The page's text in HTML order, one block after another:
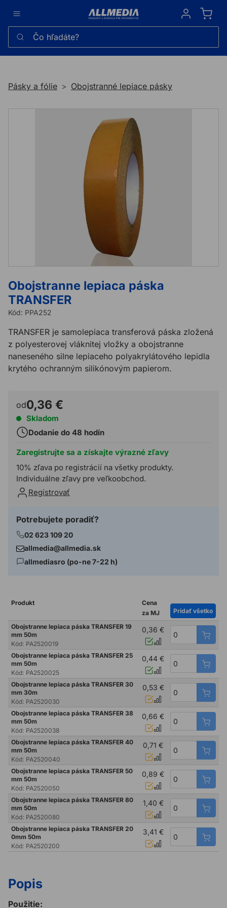
Sign in
Čo hľadáte?
Pásky a fólie Obojstranné lepiace pásky
Obojstranne lepiaca páska
TRANSFER
Kód: PPA252
TRANSFER je samolepiaca transferová páska zložená
z polyesterovej vláknitej vložky a obojstranne
naneseného silne lepiaceho polyakrylátového lepidla
krytého ochranným silikónovým papierom.
od0,36 €
Skladom
Dodanie do 48 hodín
Zaregistrujte sa a získajte výrazné zľavy
10% zľava po registrácií na všetky produkty.
Individuálne zľavy pre veľkoobchod.
Registrovať
Potrebujete poradiť?
02 623 109 20
allmedia@allmedia.sk
allmediasro (po-ne 7-22 h)
Produkt
Cena
za MJ
Pridať všetko
Obojstranne lepiaca páska TRANSFER 19
mm 50m
Kód: PA2520019
0,36 €
Obojstranne lepiaca páska TRANSFER 25
mm 50m
Kód: PA2520025
0,44 €
Obojstranne lepiaca páska TRANSFER 30
mm 30m
Kód: PA2520030
0,53 €
Obojstranne lepiaca páska TRANSFER 38
mm 50m
Kód: PA2520038
0,66 €
Obojstranne lepiaca páska TRANSFER 40
mm 50m
Kód: PA2520040
0,71 €
Obojstranne lepiaca páska TRANSFER 50
mm 50m
Kód: PA2520050
0,89 €
Obojstranne lepiaca páska TRANSFER 80
mm 50m
Kód: PA2520080
1,40 €
Obojstranne lepiaca páska TRANSFER 20
0mm 50m
Kód: PA2520200
3,41 €
Popis
Použitie: